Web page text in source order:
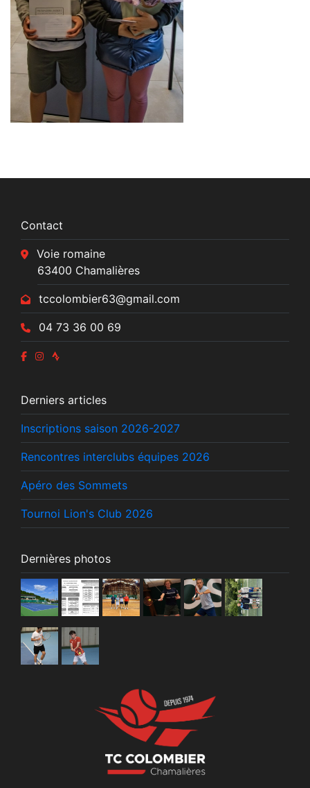
Contact
Voie romaine
63400 Chamalières
tccolombier63@gmail.com
04 73 36 00 69
Derniers articles
Inscriptions saison 2026-2027
Rencontres interclubs équipes 2026
Apéro des Sommets
Tournoi Lion's Club 2026
Dernières photos